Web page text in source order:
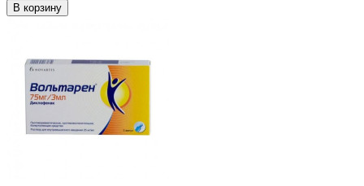
В корзину